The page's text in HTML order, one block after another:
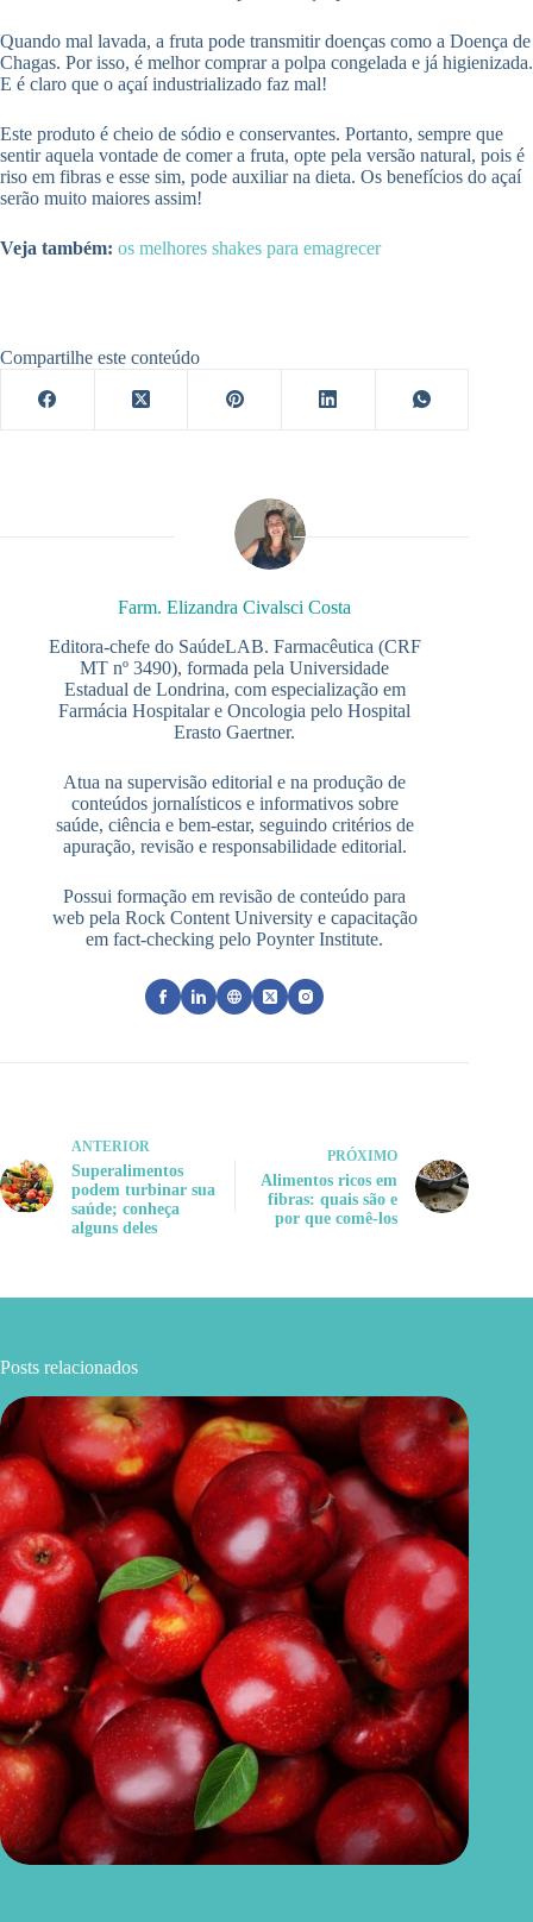
Quando mal lavada, a fruta pode transmitir doenças como a Doença de
Chagas. Por isso, é melhor comprar a polpa congelada e já higienizada.
E é claro que o açaí industrializado faz mal!
Este produto é cheio de sódio e conservantes. Portanto, sempre que
sentir aquela vontade de comer a fruta, opte pela versão natural, pois é
riso em fibras e esse sim, pode auxiliar na dieta. Os benefícios do açaí
serão muito maiores assim!
Veja também: os melhores shakes para emagrecer
Compartilhe este conteúdo
Farm. Elizandra Civalsci Costa
Editora-chefe do SaúdeLAB. Farmacêutica (CRF
MT nº 3490), formada pela Universidade
Estadual de Londrina, com especialização em
Farmácia Hospitalar e Oncologia pelo Hospital
Erasto Gaertner.
Atua na supervisão editorial e na produção de
conteúdos jornalísticos e informativos sobre
saúde, ciência e bem-estar, seguindo critérios de
apuração, revisão e responsabilidade editorial.
Possui formação em revisão de conteúdo para
web pela Rock Content University e capacitação
em fact-checking pelo Poynter Institute.
ANTERIOR
Superalimentos
podem turbinar sua
saúde; conheça
alguns deles
PRÓXIMO
Alimentos ricos em
fibras: quais são e
por que comê-los
Posts relacionados